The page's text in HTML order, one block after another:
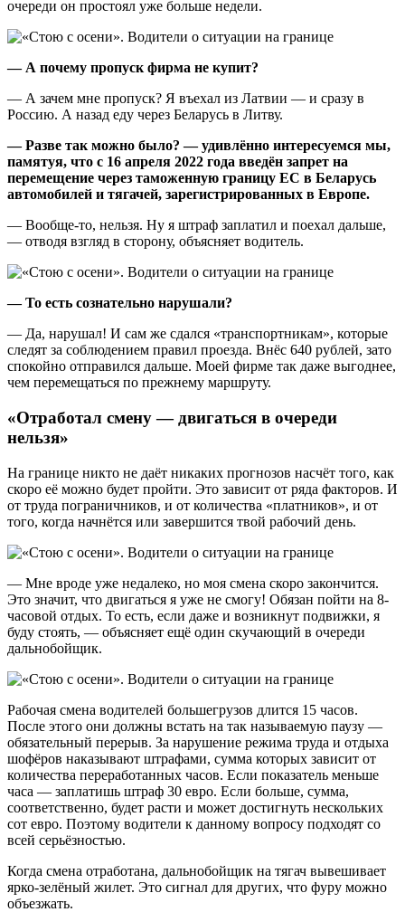
очереди он простоял уже больше недели.
— А почему пропуск фирма не купит?
— А зачем мне пропуск? Я въехал из Латвии — и сразу в
Россию. А назад еду через Беларусь в Литву.
— Разве так можно было? — удивлённо интересуемся мы,
памятуя, что с 16 апреля 2022 года введён запрет на
перемещение через таможенную границу ЕС в Беларусь
автомобилей и тягачей, зарегистрированных в Европе.
— Вообще-то, нельзя. Ну я штраф заплатил и поехал дальше,
— отводя взгляд в сторону, объясняет водитель.
— То есть сознательно нарушали?
— Да, нарушал! И сам же сдался «транспортникам», которые
следят за соблюдением правил проезда. Внёс 640 рублей, зато
спокойно отправился дальше. Моей фирме так даже выгоднее,
чем перемещаться по прежнему маршруту.
«Отработал смену — двигаться в очереди
нельзя»
На границе никто не даёт никаких прогнозов насчёт того, как
скоро её можно будет пройти. Это зависит от ряда факторов. И
от труда пограничников, и от количества «платников», и от
того, когда начнётся или завершится твой рабочий день.
— Мне вроде уже недалеко, но моя смена скоро закончится.
Это значит, что двигаться я уже не смогу! Обязан пойти на 8-
часовой отдых. То есть, если даже и возникнут подвижки, я
буду стоять, — объясняет ещё один скучающий в очереди
дальнобойщик.
Рабочая смена водителей большегрузов длится 15 часов.
После этого они должны встать на так называемую паузу —
обязательный перерыв. За нарушение режима труда и отдыха
шофёров наказывают штрафами, сумма которых зависит от
количества переработанных часов. Если показатель меньше
часа — заплатишь штраф 30 евро. Если больше, сумма,
соответственно, будет расти и может достигнуть нескольких
сот евро. Поэтому водители к данному вопросу подходят со
всей серьёзностью.
Когда смена отработана, дальнобойщик на тягач вывешивает
ярко-зелёный жилет. Это сигнал для других, что фуру можно
объезжать.